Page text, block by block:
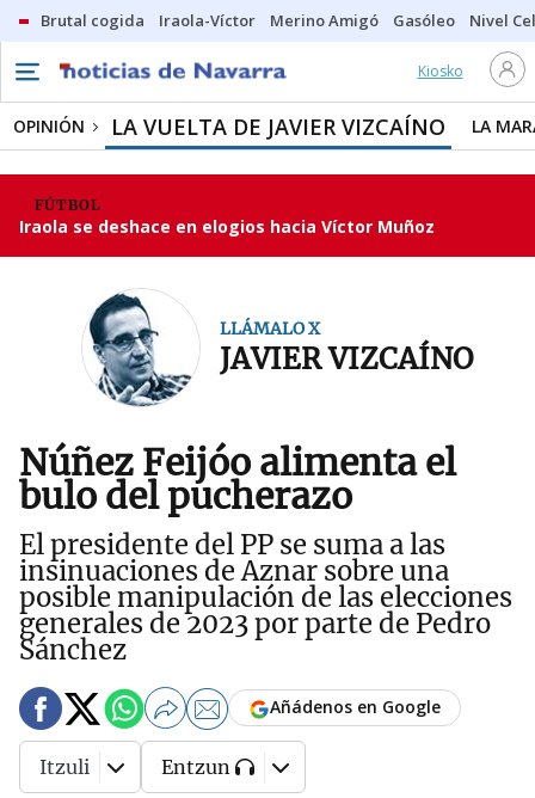
Brutal cogida Iraola-Víctor Merino Amigó Gasóleo Nivel
Kiosko
OPINIÓN LA VUELTA DE JAVIER VIZCAÍNO LA
FÚTBOL
Iraola se deshace en elogios hacia Víctor Muñoz
LLÁMALO X
JAVIER VIZCAÍNO
Núñez Feijóo alimenta el
bulo del pucherazo
El presidente del PP se suma a las
insinuaciones de Aznar sobre una
posible manipulación de las elecciones
generales de 2023 por parte de Pedro
Sánchez
Añádenos en Google
Itzuli Entzun